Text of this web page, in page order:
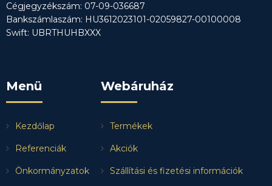
Cégjegyzékszám: 07-09-036687
Bankszámlaszám: HU3612023101-02059827-00100008
Swift: UBRTHUHBXXX
Menü
Kezdőlap
Referenciák
Önkormányzatok
Webáruház
Termékek
Akciók
Szállítási és fizetési információk